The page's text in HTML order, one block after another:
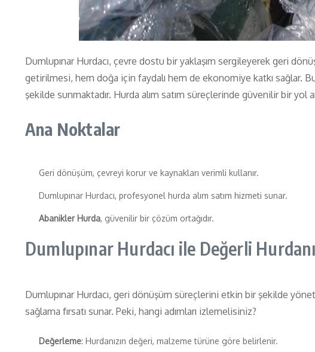
Dumlupınar Hurdacı, çevre dostu bir yaklaşım sergileyerek geri
getirilmesi, hem doğa için faydalı hem de ekonomiye katkı sağlar.
şekilde sunmaktadır. Hurda alım satım süreçlerinde güvenilir bir yol
Ana Noktalar
Geri dönüşüm, çevreyi korur ve kaynakları verimli kullanır.
Dumlupınar Hurdacı, profesyonel hurda alım satım hizmeti sunar.
Abanikler Hurda, güvenilir bir çözüm ortağıdır.
Dumlupınar Hurdacı ile Değerli
Dumlupınar Hurdacı, geri dönüşüm süreçlerini etkin bir şekilde
sağlama fırsatı sunar. Peki, hangi adımları izlemelisiniz?
Değerleme: Hurdanızın değeri, malzeme türüne göre belirlenir.